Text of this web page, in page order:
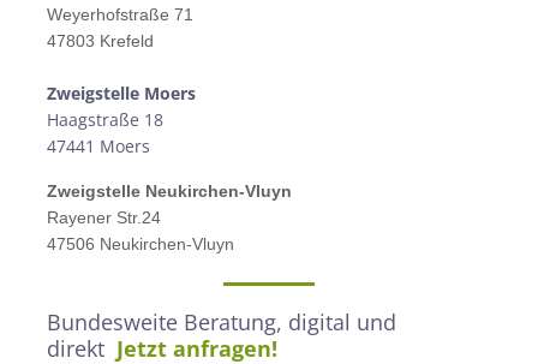
Weyerhofstraße 71
47803 Krefeld
Zweigstelle Moers
Haagstraße 18
47441 Moers
Zweigstelle Neukirchen-Vluyn
Rayener Str.24
47506 Neukirchen-Vluyn
Bundesweite Beratung, digital und
direkt Jetzt anfragen!